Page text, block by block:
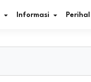
Informasi Perihal